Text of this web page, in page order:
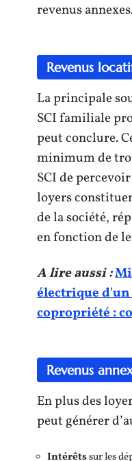
revenus
Revenus
La principale
SCI familiale
peut conclure.
minimum de
SCI de
loyers
de la société,
en fonction de
A lire aussi :
électrique
copropriété :
Revenus
En plus des
peut générer
Intérêtssur les